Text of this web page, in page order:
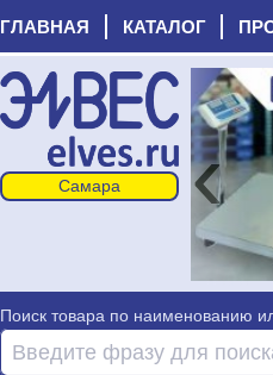
ГЛАВНАЯ КАТАЛОГ
‹
Поиск товара по наименованию